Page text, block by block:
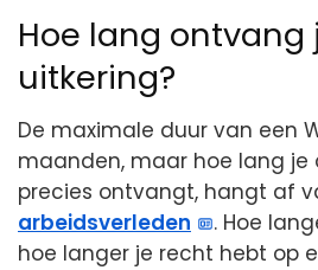
Hoe lang ontvang
uitkering?
De maximale duur van een
maanden, maar hoe lang je
precies ontvangt, hangt af
arbeidsverleden
. Hoe
hoe langer je recht hebt op